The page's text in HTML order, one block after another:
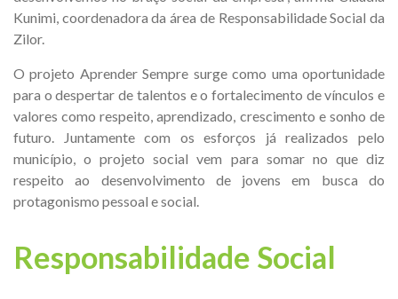
Kunimi, coordenadora da área de Responsabilidade Social da
Zilor.
O projeto Aprender Sempre surge como uma oportunidade
para o despertar de talentos e o fortalecimento de vínculos e
valores como respeito, aprendizado, crescimento e sonho de
futuro. Juntamente com os esforços já realizados pelo
município, o projeto social vem para somar no que diz
respeito ao desenvolvimento de jovens em busca do
protagonismo pessoal e social.
Responsabilidade Social